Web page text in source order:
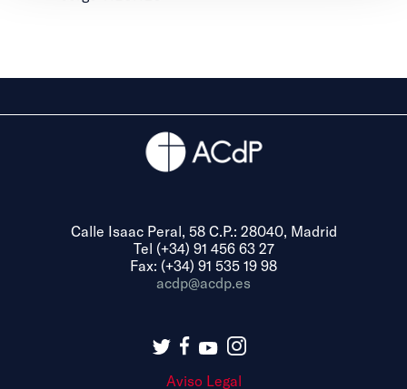
Calle Isaac Peral, 58 C.P.: 28040, Madrid
Tel (+34) 91 456 63 27
Fax: (+34) 91 535 19 98
acdp@acdp.es
Aviso Legal